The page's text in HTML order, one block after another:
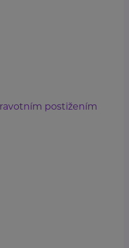
postižením